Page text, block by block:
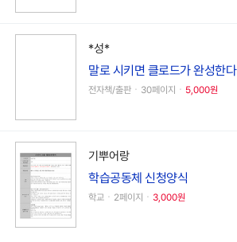
*성*
말로 시키면 클로드가 완성한다
전자책/출판ㆍ30페이지ㆍ 5,000원
기뿌어랑
학습공동체 신청양식
학교ㆍ2페이지ㆍ 3,000원